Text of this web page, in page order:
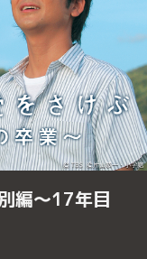
編～17年目